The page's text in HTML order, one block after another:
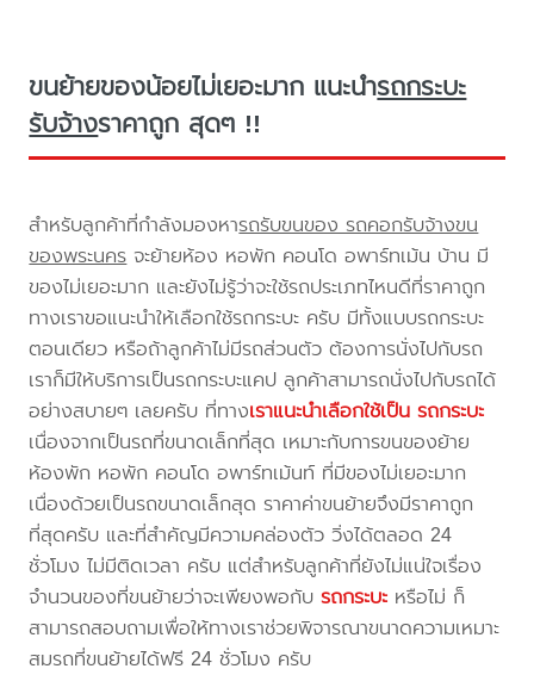
ขนย้ายของน้อยไม่เยอะมาก แนะนำรถกระบะ
รับจ้างราคาถูก สุดๆ !!
สำหรับลูกค้าที่กำลังมองหารถรับขนของ รถคอกรับจ้างขน
ของพระนคร จะย้ายห้อง หอพัก คอนโด อพาร์ทเม้น บ้าน มี
ของไม่เยอะมาก และยังไม่รู้ว่าจะใช้รถประเภทไหนดีที่ราคาถูก
ทางเราขอแนะนำให้เลือกใช้รถกระบะ ครับ มีทั้งแบบรถกระบะ
ตอนเดียว หรือถ้าลูกค้าไม่มีรถส่วนตัว ต้องการนั่งไปกับรถ
เราก็มีให้บริการเป็นรถกระบะแคป ลูกค้าสามารถนั่งไปกับรถได้
อย่างสบายๆ เลยครับ ที่ทางเราแนะนำเลือกใช้เป็น รถกระบะ
เนื่องจากเป็นรถที่ขนาดเล็กที่สุด เหมาะกับการขนของย้าย
ห้องพัก หอพัก คอนโด อพาร์ทเม้นท์ ที่มีของไม่เยอะมาก
เนื่องด้วยเป็นรถขนาดเล็กสุด ราคาค่าขนย้ายจึงมีราคาถูก
ที่สุดครับ และที่สำคัญมีความคล่องตัว วิ่งได้ตลอด 24
ชั่วโมง ไม่มีติดเวลา ครับ แต่สำหรับลูกค้าที่ยังไม่แน่ใจเรื่อง
จำนวนของที่ขนย้ายว่าจะเพียงพอกับรถกระบะ หรือไม่ ก็
สามารถสอบถามเพื่อให้ทางเราช่วยพิจารณาขนาดความเหมาะ
สมรถที่ขนย้ายได้ฟรี 24 ชั่วโมง ครับ